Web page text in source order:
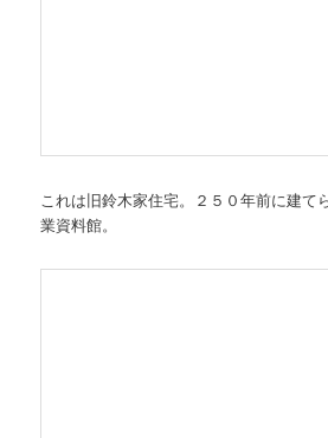
これは旧鈴木家住宅。２５０年前に建て
業資料館。